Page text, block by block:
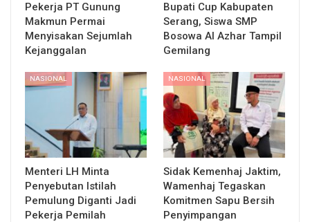
Pekerja PT Gunung
Makmun Permai
Menyisakan Sejumlah
Kejanggalan
Bupati Cup Kabupaten
Serang, Siswa SMP
Bosowa Al Azhar Tampil
Gemilang
NASIONAL
Menteri LH Minta
Penyebutan Istilah
Pemulung Diganti Jadi
Pekerja Pemilah
NASIONAL
Sidak Kemenhaj Jaktim,
Wamenhaj Tegaskan
Komitmen Sapu Bersih
Penyimpangan